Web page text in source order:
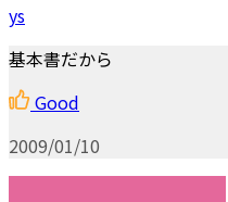
ys
基本書だから
Good
2009/01/10